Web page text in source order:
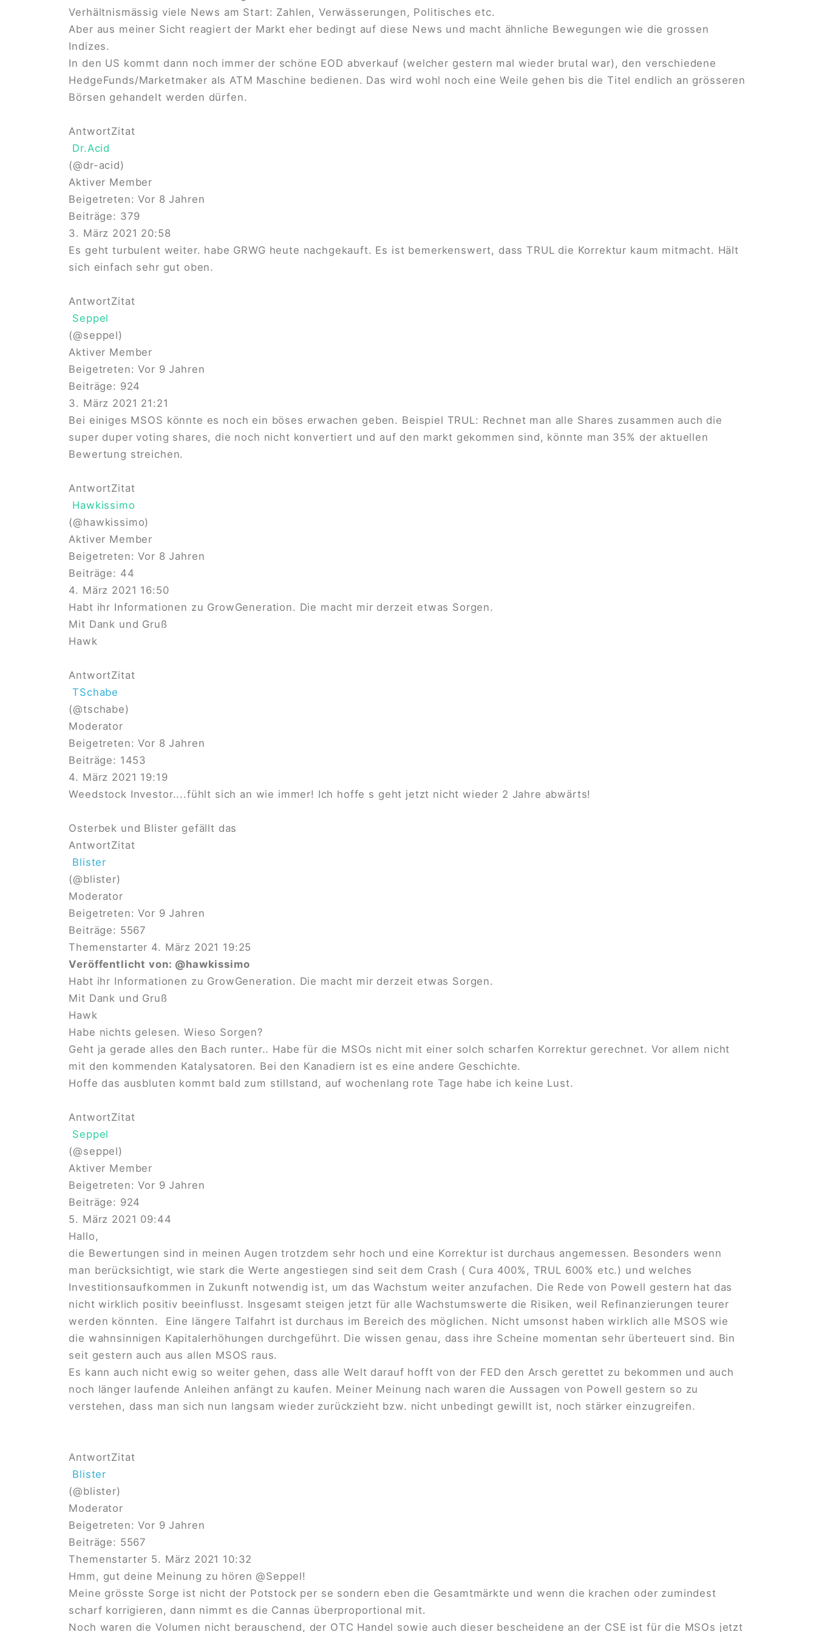
Verhältnismässig viele News am Start: Zahlen, Verwässerungen, Politisches etc.
Aber aus meiner Sicht reagiert der Markt eher bedingt auf diese News und macht ähnliche Bewegungen wie die grossen
Indizes.
In den US kommt dann noch immer der schöne EOD abverkauf (welcher gestern mal wieder brutal war), den verschiedene
HedgeFunds/Marketmaker als ATM Maschine bedienen. Das wird wohl noch eine Weile gehen bis die Titel endlich an grösseren
Börsen gehandelt werden dürfen.
AntwortZitat
Dr.Acid
(@dr-acid)
Aktiver Member
Beigetreten: Vor 8 Jahren
Beiträge: 379
3. März 2021 20:58
Es geht turbulent weiter. habe GRWG heute nachgekauft. Es ist bemerkenswert, dass TRUL die Korrektur kaum mitmacht. Hält
sich einfach sehr gut oben.
AntwortZitat
Seppel
(@seppel)
Aktiver Member
Beigetreten: Vor 9 Jahren
Beiträge: 924
3. März 2021 21:21
Bei einiges MSOS könnte es noch ein böses erwachen geben. Beispiel TRUL: Rechnet man alle Shares zusammen auch die
super duper voting shares, die noch nicht konvertiert und auf den markt gekommen sind, könnte man 35% der aktuellen
Bewertung streichen.
AntwortZitat
Hawkissimo
(@hawkissimo)
Aktiver Member
Beigetreten: Vor 8 Jahren
Beiträge: 44
4. März 2021 16:50
Habt ihr Informationen zu GrowGeneration. Die macht mir derzeit etwas Sorgen.
Mit Dank und Gruß
Hawk
AntwortZitat
TSchabe
(@tschabe)
Moderator
Beigetreten: Vor 8 Jahren
Beiträge: 1453
4. März 2021 19:19
Weedstock Investor....fühlt sich an wie immer! Ich hoffe s geht jetzt nicht wieder 2 Jahre abwärts!
Osterbek und Blister gefällt das
AntwortZitat
Blister
(@blister)
Moderator
Beigetreten: Vor 9 Jahren
Beiträge: 5567
Themenstarter 4. März 2021 19:25
Veröffentlicht von: @hawkissimo
Habt ihr Informationen zu GrowGeneration. Die macht mir derzeit etwas Sorgen.
Mit Dank und Gruß
Hawk
Habe nichts gelesen. Wieso Sorgen?
Geht ja gerade alles den Bach runter.. Habe für die MSOs nicht mit einer solch scharfen Korrektur gerechnet. Vor allem nicht
mit den kommenden Katalysatoren. Bei den Kanadiern ist es eine andere Geschichte.
Hoffe das ausbluten kommt bald zum stillstand, auf wochenlang rote Tage habe ich keine Lust.
AntwortZitat
Seppel
(@seppel)
Aktiver Member
Beigetreten: Vor 9 Jahren
Beiträge: 924
5. März 2021 09:44
Hallo,
die Bewertungen sind in meinen Augen trotzdem sehr hoch und eine Korrektur ist durchaus angemessen. Besonders wenn
man berücksichtigt, wie stark die Werte angestiegen sind seit dem Crash ( Cura 400%, TRUL 600% etc.) und welches
Investitionsaufkommen in Zukunft notwendig ist, um das Wachstum weiter anzufachen. Die Rede von Powell gestern hat das
nicht wirklich positiv beeinflusst. Insgesamt steigen jetzt für alle Wachstumswerte die Risiken, weil Refinanzierungen teurer
werden könnten. Eine längere Talfahrt ist durchaus im Bereich des möglichen. Nicht umsonst haben wirklich alle MSOS wie
die wahnsinnigen Kapitalerhöhungen durchgeführt. Die wissen genau, dass ihre Scheine momentan sehr überteuert sind. Bin
seit gestern auch aus allen MSOS raus.
Es kann auch nicht ewig so weiter gehen, dass alle Welt darauf hofft von der FED den Arsch gerettet zu bekommen und auch
noch länger laufende Anleihen anfängt zu kaufen. Meiner Meinung nach waren die Aussagen von Powell gestern so zu
verstehen, dass man sich nun langsam wieder zurückzieht bzw. nicht unbedingt gewillt ist, noch stärker einzugreifen.
AntwortZitat
Blister
(@blister)
Moderator
Beigetreten: Vor 9 Jahren
Beiträge: 5567
Themenstarter 5. März 2021 10:32
Hmm, gut deine Meinung zu hören @Seppel!
Meine grösste Sorge ist nicht der Potstock per se sondern eben die Gesamtmärkte und wenn die krachen oder zumindest
scharf korrigieren, dann nimmt es die Cannas überproportional mit.
Noch waren die Volumen nicht berauschend, der OTC Handel sowie auch dieser bescheidene an der CSE ist für die MSOs jetzt